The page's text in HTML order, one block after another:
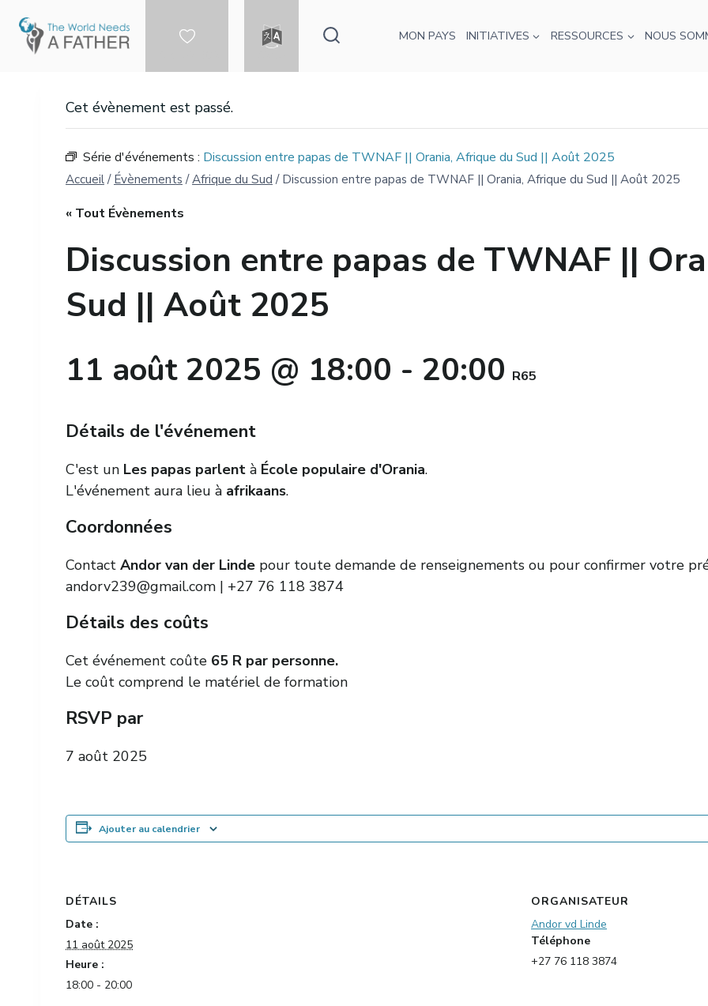
contenu
MON PAYS INITIATIVES RESSOURCES NOUS
Cet évènement est passé.
Série d'événements : Discussion entre papas de TWNAF || Orania, Afrique du Sud || Août 2025
Accueil / Évènements / Afrique du Sud / Discussion entre papas de TWNAF || Orania, Afrique du Sud || Août 2025
« Tout Évènements
Discussion entre papas de TWNAF ||
Sud || Août 2025
11 août 2025 @ 18:00 - 20:00 R65
Détails de l'événement
C'est un Les papas parlent à École populaire d'Orania.
L'événement aura lieu à afrikaans.
Coordonnées
Contact Andor van der Linde pour toute demande de renseignements ou pour confirmer votre
andorv239@gmail.com | +27 76 118 3874
Détails des coûts
Cet événement coûte 65 R par personne.
Le coût comprend le matériel de formation
RSVP par
7 août 2025
Ajouter au calendrier
DÉTAILS
Date :
11 août 2025
Heure :
18:00 - 20:00
ORGANISATEUR
Andor vd Linde
Téléphone
+27 76 118 3874